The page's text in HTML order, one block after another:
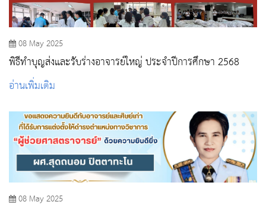
08 May 2025
พิธีทำบุญส่งและรับร่างอาจารย์ใหญ่ ประจำปีการศึกษา 2568
อ่านเพิ่มเติม
08 May 2025